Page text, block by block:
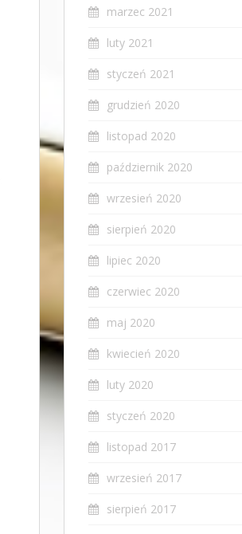
marzec 2021
luty 2021
styczeń 2021
grudzień 2020
listopad 2020
październik 2020
wrzesień 2020
sierpień 2020
lipiec 2020
czerwiec 2020
maj 2020
kwiecień 2020
luty 2020
styczeń 2020
listopad 2017
wrzesień 2017
sierpień 2017